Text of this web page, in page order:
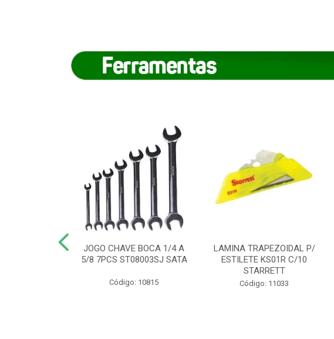
JOGO CHAVE BOCA 1/4 A
5/8 7PCS ST08003SJ SATA
Código: 10815
LAMINA TRAPEZOIDAL P/
ESTILETE KS01R C/10
STARRETT
Código: 11033